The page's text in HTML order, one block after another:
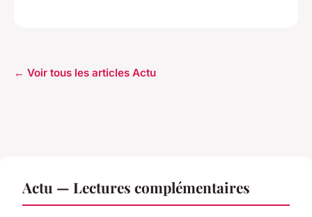
← Voir tous les articles Actu
Actu — Lectures complémentaires